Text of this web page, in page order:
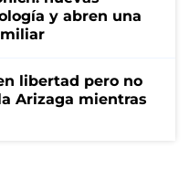
y abren una
libertad pero no
Arizaga mientras